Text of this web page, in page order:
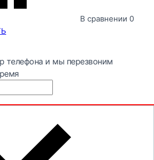
В сравнении 0
телефона и мы перезвоним